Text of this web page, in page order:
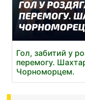
Гол, забитий у
перемогу.
Чорноморцем.